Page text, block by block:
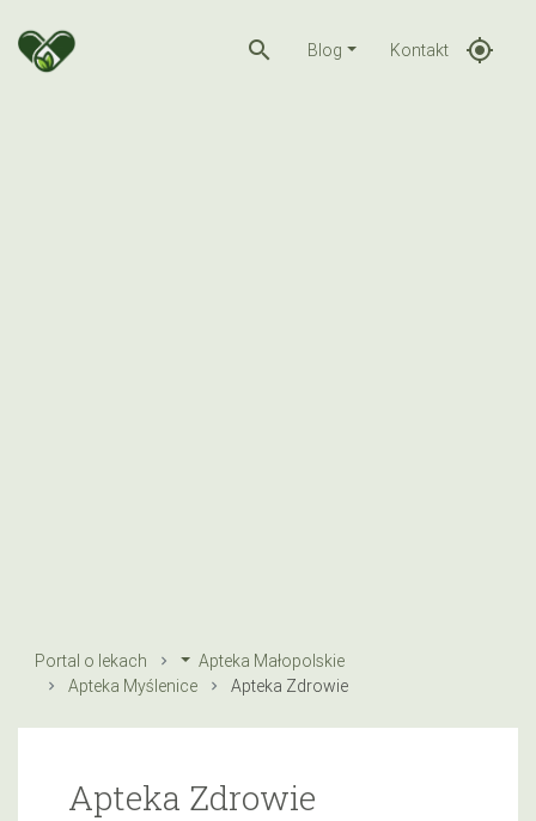
search Blog Kontakt gps_fixed
Portal o lekach
Apteka Małopolskie
Apteka Myślenice
Apteka Zdrowie
Apteka Zdrowie